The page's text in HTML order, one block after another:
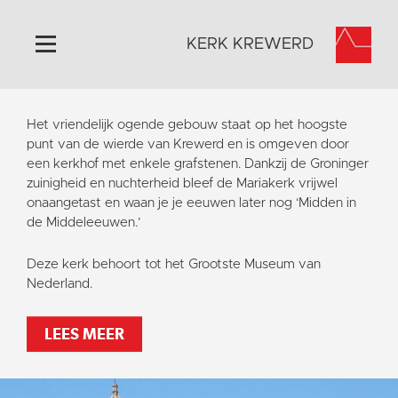
Home
Algemeen
Historie
Omgeving
Het Grootste Museum
Activiteiten
Steun ons
Contact
Vaktaal
KERK KREWERD
Het vriendelijk ogende gebouw staat op het hoogste
punt van de wierde van Krewerd en is omgeven door
een kerkhof met enkele grafstenen. Dankzij de Groninger
zuinigheid en nuchterheid bleef de Mariakerk vrijwel
onaangetast en waan je je eeuwen later nog ‘Midden in
de Middeleeuwen.’
Deze kerk behoort tot het Grootste Museum van
Nederland.
LEES MEER